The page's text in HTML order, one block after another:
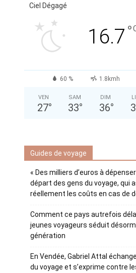
Ciel Dégagé
16.7 °
60 % 1.8kmh
VEN
27°
SAM
33°
DIM
36°
Guides de voyage
« Des milliers d’euros à
départ des gens du voyage, qui
réellement les coûts en cas de
Comment ce pays autrefois
jeunes voyageurs séduit
génération
En Vendée, Gabriel Attal
du voyage et s’exprime contre